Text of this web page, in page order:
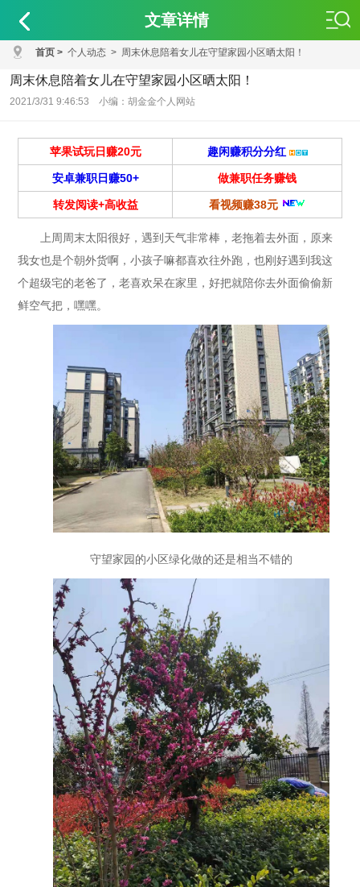
文章详情
首页 > 个人动态 > 周末休息陪着女儿在守望家园小区晒太阳！
周末休息陪着女儿在守望家园小区晒太阳！
2021/3/31 9:46:53 小编：胡金金个人网站
苹果试玩日赚20元 趣闲赚积分分红
安卓兼职日赚50+ 做兼职任务赚钱
转发阅读+高收益 看视频赚38元
上周周末太阳很好，遇到天气非常棒，老拖着去外面，原来
我女也是个朝外货啊，小孩子嘛都喜欢往外跑，也刚好遇到我这
个超级宅的老爸了，老喜欢呆在家里，好把就陪你去外面偷偷新
鲜空气把，嘿嘿。
守望家园的小区绿化做的还是相当不错的